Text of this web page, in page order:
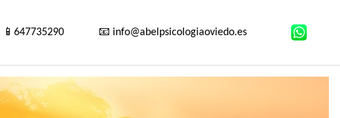
📱647735290 📧 info@abelpsicologiaoviedo.es